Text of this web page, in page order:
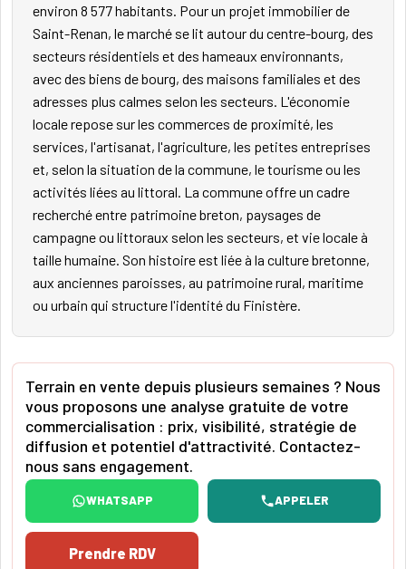
environ 8 577 habitants. Pour un projet immobilier de
Saint-Renan, le marché se lit autour du centre-bourg, des
secteurs résidentiels et des hameaux environnants,
avec des biens de bourg, des maisons familiales et des
adresses plus calmes selon les secteurs. L'économie
locale repose sur les commerces de proximité, les
services, l'artisanat, l'agriculture, les petites entreprises
et, selon la situation de la commune, le tourisme ou les
activités liées au littoral. La commune offre un cadre
recherché entre patrimoine breton, paysages de
campagne ou littoraux selon les secteurs, et vie locale à
taille humaine. Son histoire est liée à la culture bretonne,
aux anciennes paroisses, au patrimoine rural, maritime
ou urbain qui structure l'identité du Finistère.
Terrain en vente depuis plusieurs semaines ? Nous
vous proposons une analyse gratuite de votre
commercialisation : prix, visibilité, stratégie de
diffusion et potentiel d'attractivité. Contactez-
nous sans engagement.
WHATSAPP APPELER
Prendre RDV